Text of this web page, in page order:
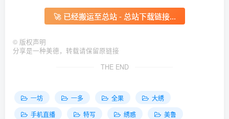
🚀 已经搬运至总站 - 总站下载链接...
© 版权声明
分享是一种美德，转载请保留原链接
THE END
一坊 一多 全果
大绣
手机直播
特写 绣惑
美鲁